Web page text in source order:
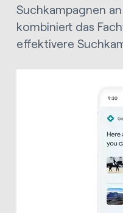
Suchkampagnen
kombiniert das
effektivere